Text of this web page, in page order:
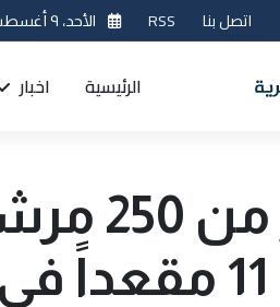
اتصل بنا RSS الأحد، ٩ أغسطس 2026
الرئيسية اخبار
أكثر